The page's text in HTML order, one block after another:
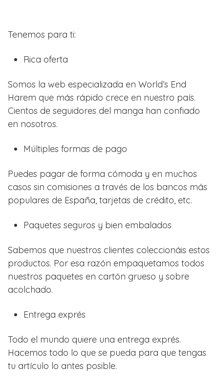
Tenemos para ti:
Rica oferta
Somos la web especializada en World’s End
Harem que más rápido crece en nuestro país.
Cientos de seguidores del manga han confiado
en nosotros.
Múltiples formas de pago
Puedes pagar de forma cómoda y en muchos
casos sin comisiones a través de los bancos más
populares de España, tarjetas de crédito, etc.
Paquetes seguros y bien embalados
Sabemos que nuestros clientes coleccionáis estos
productos. Por esa razón empaquetamos todos
nuestros paquetes en cartón grueso y sobre
acolchado.
Entrega exprés
Todo el mundo quiere una entrega exprés.
Hacemos todo lo que se pueda para que tengas
tu artículo lo antes posible.